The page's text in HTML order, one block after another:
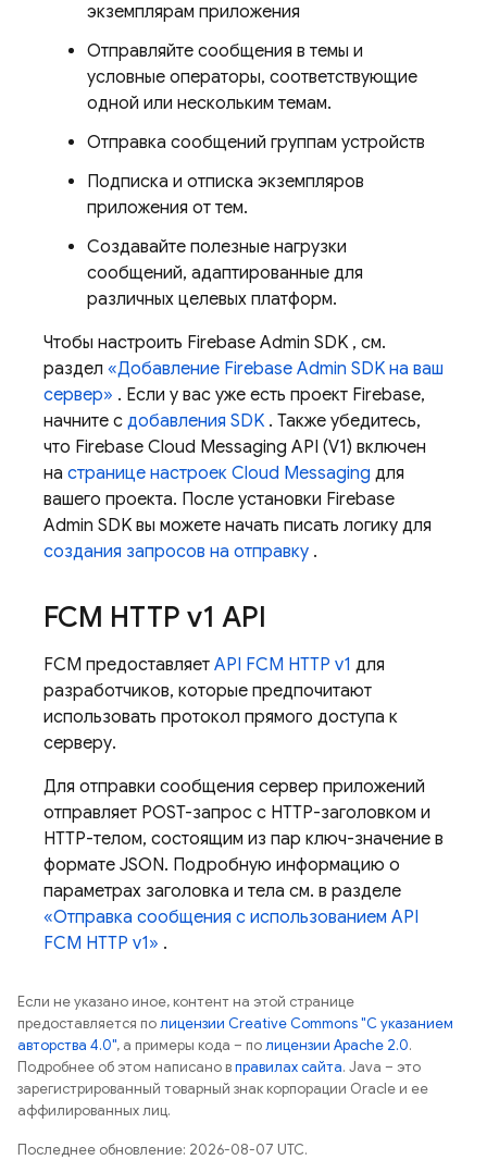
экземплярам приложения
Отправляйте сообщения в темы и
условные операторы, соответствующие
одной или нескольким темам.
Отправка сообщений группам устройств
Подписка и отписка экземпляров
приложения от тем.
Создавайте полезные нагрузки
сообщений, адаптированные для
различных целевых платформ.
Чтобы настроить Firebase Admin SDK , см.
раздел «Добавление Firebase Admin SDK на ваш
сервер» . Если у вас уже есть проект Firebase,
начните с добавления SDK . Также убедитесь,
что Firebase Cloud Messaging API (V1) включен
на странице настроек Cloud Messaging для
вашего проекта. После установки Firebase
Admin SDK вы можете начать писать логику для
создания запросов на отправку .
FCM HTTP v1 API
FCM предоставляет API FCM HTTP v1 для
разработчиков, которые предпочитают
использовать протокол прямого доступа к
серверу.
Для отправки сообщения сервер приложений
отправляет POST-запрос с HTTP-заголовком и
HTTP-телом, состоящим из пар ключ-значение в
формате JSON. Подробную информацию о
параметрах заголовка и тела см. в разделе
«Отправка сообщения с использованием API
FCM HTTP v1» .
Если не указано иное, контент на этой странице
предоставляется полицензии Creative Commons "С указанием
авторства 4.0", а примеры кода – полицензии Apache 2.0.
Подробнее об этом написано вправилах сайта. Java – это
зарегистрированный товарный знак корпорации Oracle и ее
аффилированных лиц.
Последнее обновление: 2026-08-07 UTC.